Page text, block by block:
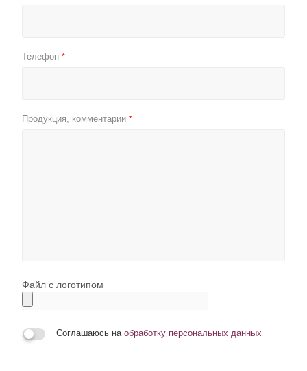
Телефон *
Продукция, комментарии *
Файл с логотипом
Соглашаюсь на обработку персональных данных